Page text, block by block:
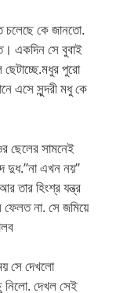
চলেছে কে জানতো.
একদিন সে বুবাই
পুরো
এসে সুন্দরী মধু কে
ছেলের সামনেই
দুধ.”না এখন নয়”
তার হিংশ্র যন্ত্র
না. সে জমিয়ে
সে দেখলো
নিলো. দেখল সেই